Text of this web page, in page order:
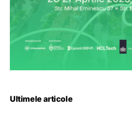
Ultimele articole